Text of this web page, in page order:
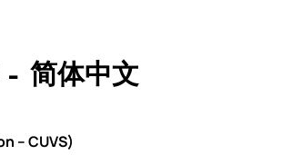
简体中文
– CUVS)